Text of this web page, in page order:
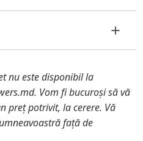
stare corespunzătoare,
pentru a rezolva
părțile componente
în stoc, vă vom oferi o
De asemenea, trebuie
proaspete, astfel
și tăiați tulpinile cu un
de grădină.
aproximativ 2/3 din
frunzele de pe tulpini,
apă.
nu este disponibil la
Vom fi bucuroși să vă
preț potrivit, la cerere. Vă
față de